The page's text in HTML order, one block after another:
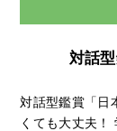
対話
対話型鑑賞「日
くても大丈夫！